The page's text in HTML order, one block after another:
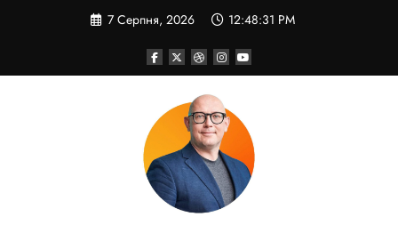
7 Серпня, 2026 12:48:33 PM